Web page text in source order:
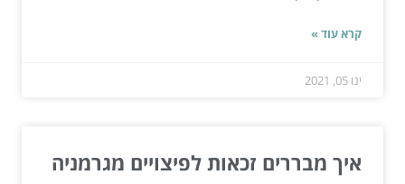
קרא עוד »
ינו 05, 2021
איך מבררים זכאות לפיצויים מגרמניה